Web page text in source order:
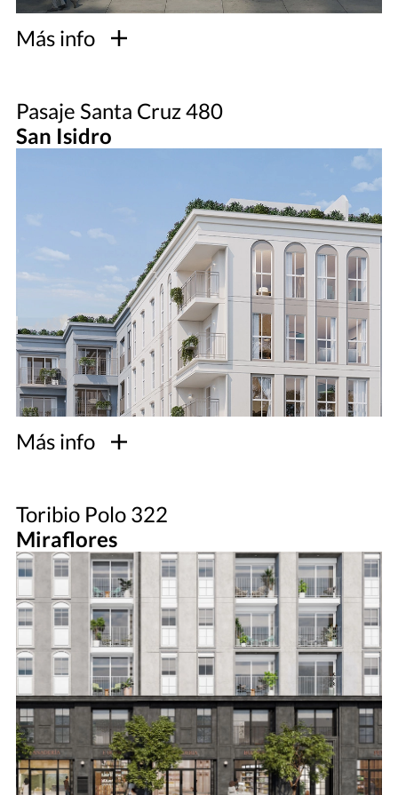
Más info
Pasaje Santa Cruz 480
San Isidro
Más info
Toribio Polo 322
Miraflores